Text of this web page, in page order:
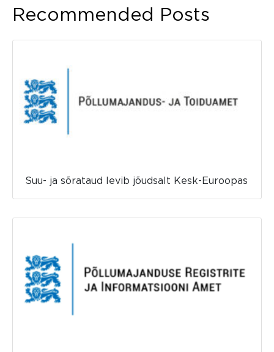
Recommended Posts
Suu- ja sõrataud levib jõudsalt Kesk-Euroopas